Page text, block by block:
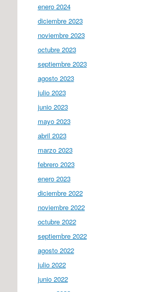
enero 2024
diciembre 2023
noviembre 2023
octubre 2023
septiembre 2023
agosto 2023
julio 2023
junio 2023
mayo 2023
abril 2023
marzo 2023
febrero 2023
enero 2023
diciembre 2022
noviembre 2022
octubre 2022
septiembre 2022
agosto 2022
julio 2022
junio 2022